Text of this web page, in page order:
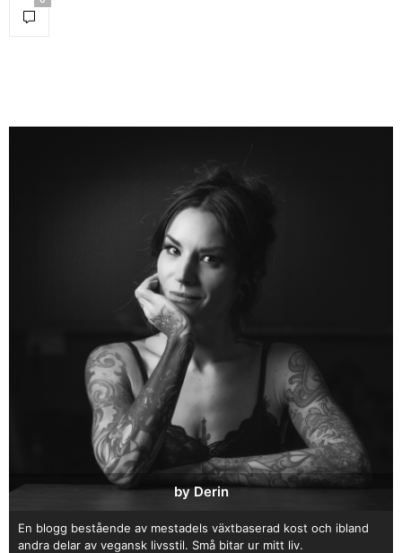
by Derin
En blogg bestående av mestadels växtbaserad kost och ibland
andra delar av vegansk livsstil. Små bitar ur mitt liv.